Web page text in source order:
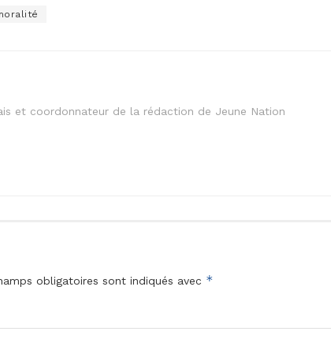
et coordonnateur de la rédaction de Jeune Nation
obligatoires sont indiqués avec *